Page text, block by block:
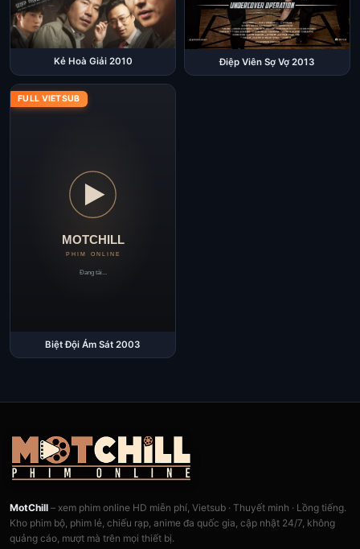
Kẻ Hoà Giải 2010 Điệp Viên Sợ Vợ 2013
FULL VIETSUB
Biệt Đội Ám Sát 2003
MotChill – xem phim online HD miễn phí, Vietsub · Thuyết minh · Lồng tiếng.
Kho phim bộ, phim lẻ, chiếu rạp, anime đa quốc gia, cập nhật 24/7, không
quảng cáo, mượt mà trên mọi thiết bị.